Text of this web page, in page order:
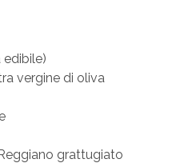
edibile)
vergine di oliva
grattugiato